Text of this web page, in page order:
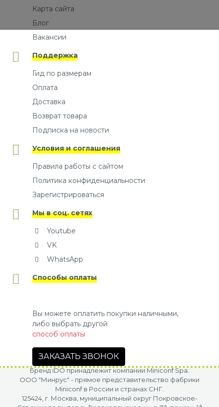
Карта сайта
Блог
Вакансии
Поддержка
Гид по размерам
Оплата
Доставка
Возврат товара
Подписка на новости
Условия и соглашения
Правила работы с сайтом
Политика конфиденциальности
Зарегистрироваться
Мы в соц. сетях
Youtube
VK
WhatsApp
Способы оплаты
Вы можете оплатить покупки наличными,
либо выбрать другой
способ оплаты
ЗАКАЗАТЬ ЗВОНОК
Бренд iDO принадлежит компании Miniconf Spa.
OOO "Минрус" - прямое представительство фабрики
Miniconf в России и странах СНГ.
125424, г. Москва, муниципальный округ Покровское-